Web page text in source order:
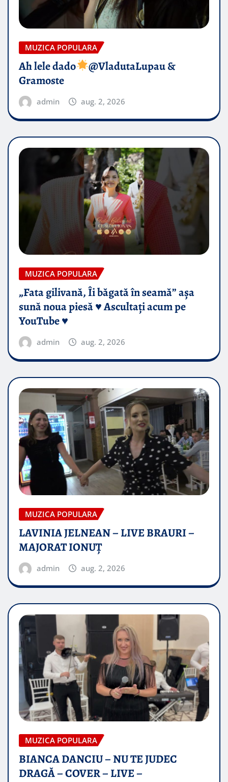
MUZICA POPULARA
Ah lele dado​
@VladutaLupau &
Gramoste
admin aug. 2, 2026
MUZICA POPULARA
„Fata gilivană, Îi băgată în seamă” așa
sună noua piesă ♥️ Ascultați acum pe
YouTube ♥️
admin aug. 2, 2026
MUZICA POPULARA
LAVINIA JELNEAN – LIVE BRAURI –
MAJORAT IONUŢ
admin aug. 2, 2026
MUZICA POPULARA
BIANCA DANCIU – NU TE JUDEC
DRAGĂ – COVER – LIVE –